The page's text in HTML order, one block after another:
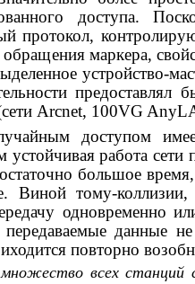
доступа.
протокол,
маркера,
устройство-
предоставлял
Arcnet, 100VG
доступом
устойчивая работа
большое
Виной тому-
одновременно
передаваемые данные
повторно
всех станций